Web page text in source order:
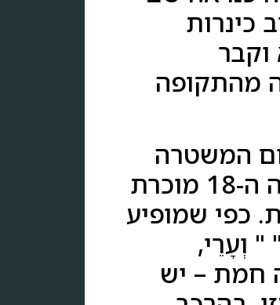
כינרות
וקבר
מהתקופה
המשטרה
נמצאת בלב העיר .כי העיר התחילה על שפת הכנרת, מהמאה ה-18 מוכרת
לחופי הכנרת. כפי שמופיע
" " וְעָרֵי,
חמת – יש